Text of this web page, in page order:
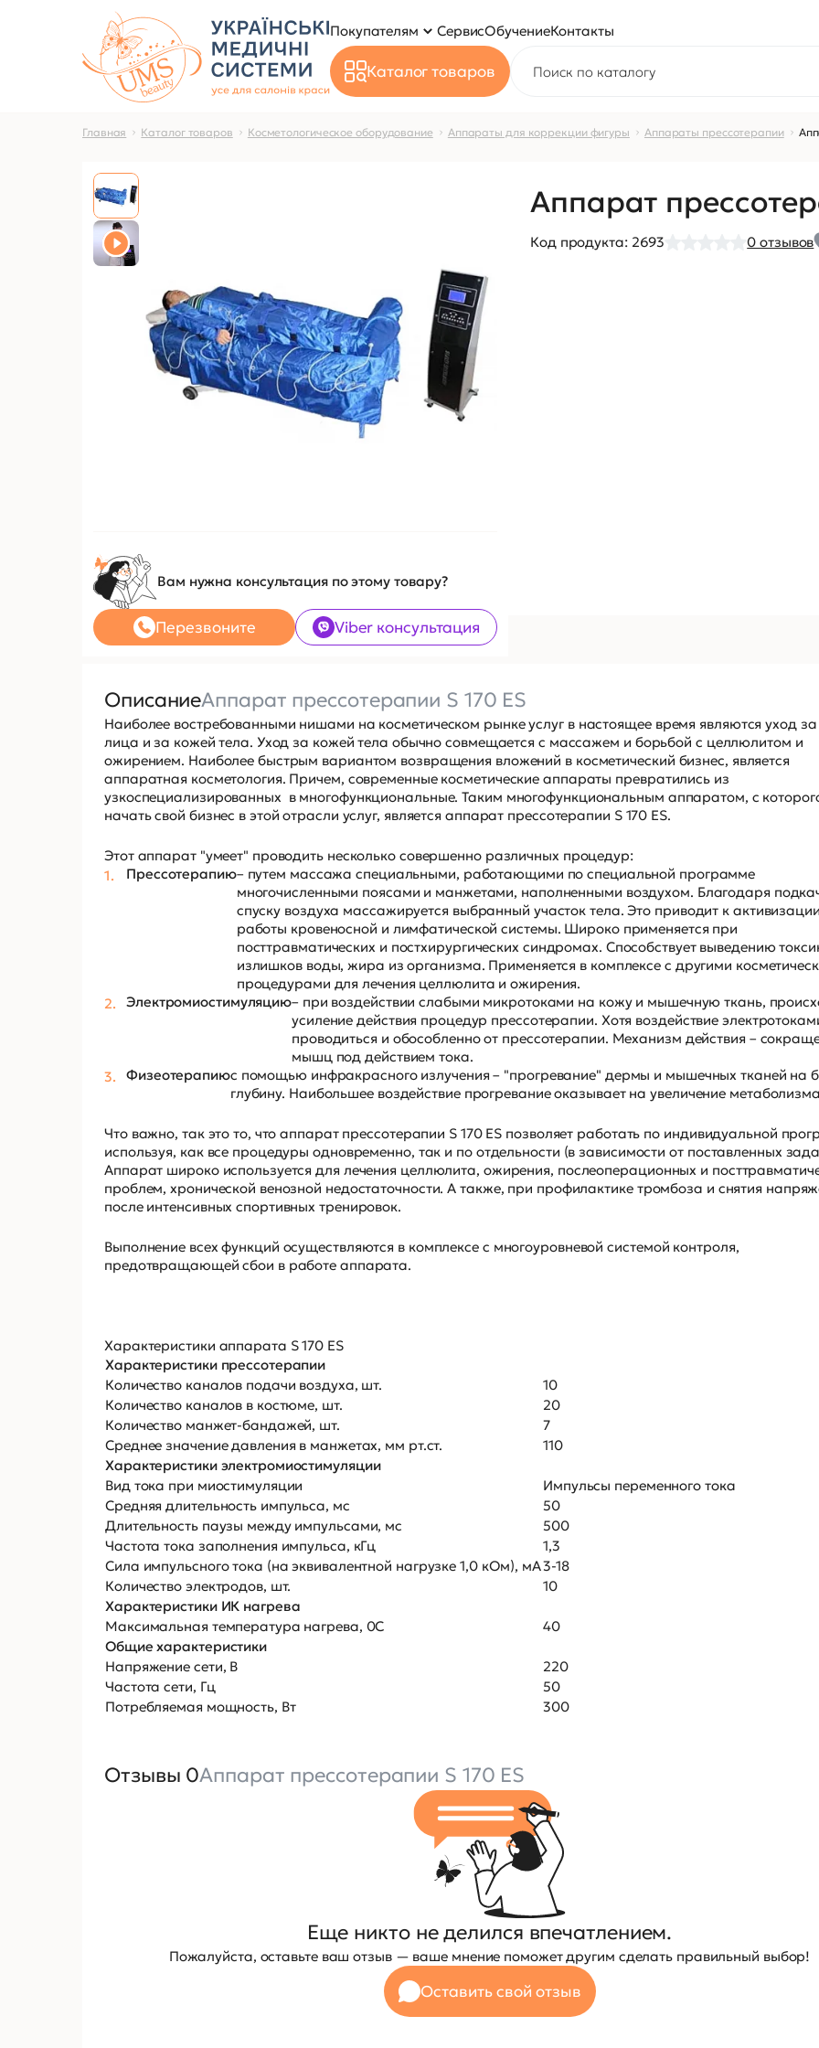
Покупателям СервисОбучениеКонтакты
Каталог товаров
Главная Каталог товаров Косметологическое оборудование Аппараты для коррекции фигуры Аппараты прессотерапии
Вам нужна консультация по этому товару?
Перезвоните Viber консультация
Аппарат
Код продукта: 2693 0отзывов
ОписаниеАппарат прессотерапии S 170 ES
Наиболее востребованными нишами на косметическом рынке услуг в настоящее время являются уход
лица и за кожей тела. Уход за кожей тела обычно совмещается с массажем и борьбой с целлюлитом и
ожирением. Наиболее быстрым вариантом возвращения вложений в косметический бизнес, является
аппаратная косметология. Причем, современные косметические аппараты превратились из
узкоспециализированных в многофункциональные. Таким многофункциональным аппаратом, с
начать свой бизнес в этой отрасли услуг, является аппарат прессотерапии S 170 ES.
Этот аппарат "умеет" проводить несколько совершенно различных процедур:
Прессотерапию– путем массажа специальными, работающими по специальной программе
многочисленными поясами и манжетами, наполненными воздухом. Благодаря
спуску воздуха массажируется выбранный участок тела. Это приводит к
работы кровеносной и лимфатической системы. Широко применяется при
посттравматических и постхирургических синдромах. Способствует выведению
излишков воды, жира из организма. Применяется в комплексе с другими
процедурами для лечения целлюлита и ожирения.
Электромиостимуляцию– при воздействии слабыми микротоками на кожу и мышечную ткань,
усиление действия процедур прессотерапии. Хотя воздействие
проводиться и обособленно от прессотерапии. Механизм действия –
мышц под действием тока.
Физеотерапиюс помощью инфракрасного излучения – "прогревание" дермы и мышечных тканей на
глубину. Наибольшее воздействие прогревание оказывает на увеличение
Что важно, так это то, что аппарат прессотерапии S 170 ES позволяет работать по индивидуальной
используя, как все процедуры одновременно, так и по отдельности (в зависимости от поставленных
Аппарат широко используется для лечения целлюлита, ожирения, послеоперационных и
проблем, хронической венозной недостаточности. А также, при профилактике тромбоза и снятия
после интенсивных спортивных тренировок.
Выполнение всех функций осуществляются в комплексе с многоуровневой системой контроля,
предотвращающей сбои в работе аппарата.
Характеристики аппарата S 170 ES
Характеристики прессотерапии
Количество каналов подачи воздуха, шт.
10
Количество каналов в костюме, шт.
20
Количество манжет-бандажей, шт.
7
Среднее значение давления в манжетах, мм рт.ст.
110
Характеристики электромиостимуляции
Вид тока при миостимуляции
Импульсы переменного тока
Средняя длительность импульса, мс
50
Длительность паузы между импульсами, мс
500
Частота тока заполнения импульса, кГц
1,3
Сила импульсного тока (на эквивалентной нагрузке 1,0 кОм), мА3-18
Количество электродов, шт.
10
Характеристики ИК нагрева
Максимальная температура нагрева, 0С
40
Общие характеристики
Напряжение сети, В
220
Частота сети, Гц
50
Потребляемая мощность, Вт
300
Отзывы 0Аппарат прессотерапии S 170 ES
Еще никто не делился впечатлением.
Пожалуйста, оставьте ваш отзыв — ваше мнение поможет другим сделать правильный выбор!
Оставить свой отзыв